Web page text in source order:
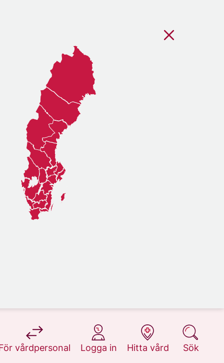
vårdpersonal
på 1177.se
Logga in
på 1177.se
Hitta vård
på 1177.se
Sök
på 1177.se